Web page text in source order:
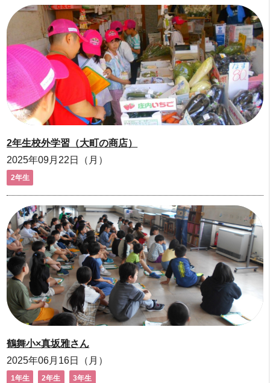
2年生校外学習（大町の商店）
2025年09月22日（月）
2年生
鶴舞小×真坂雅さん
2025年06月16日（月）
1年生 2年生 3年生